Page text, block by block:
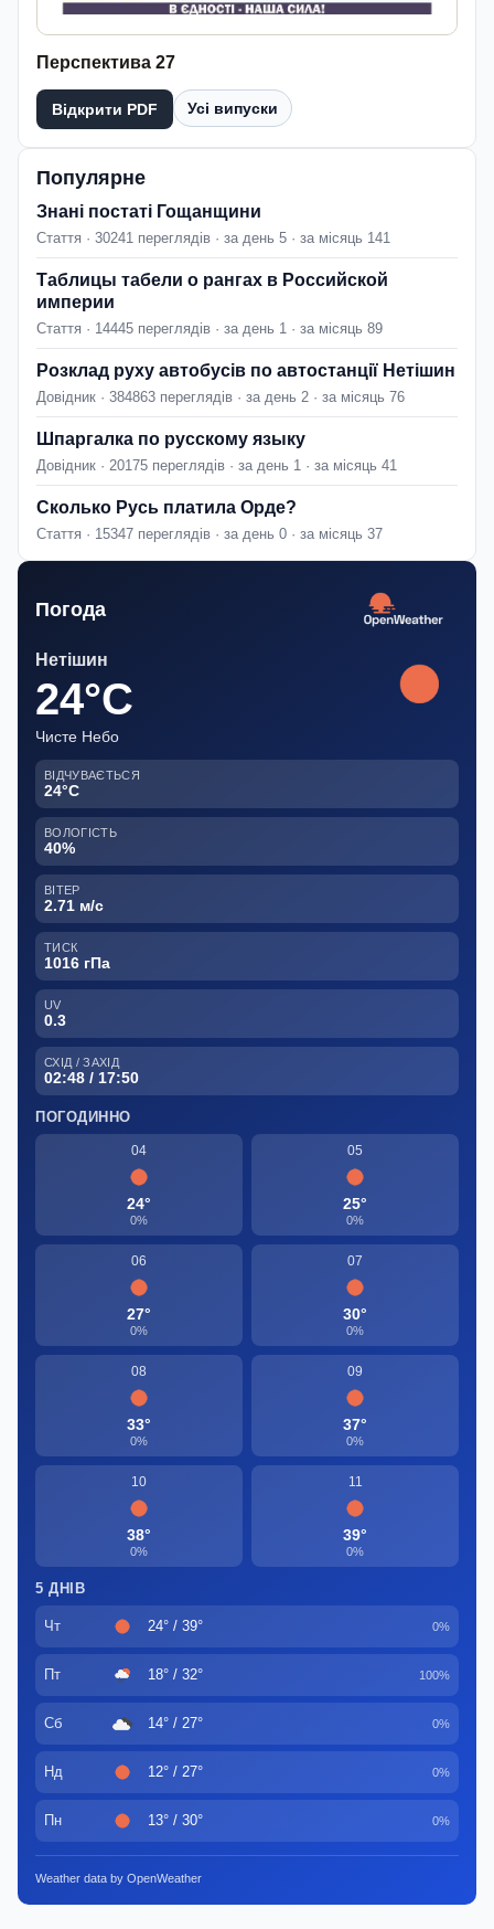
Перспектива 27
Відкрити PDF Усі випуски
Популярне
Знані постаті Гощанщини
Стаття · 30241 переглядів · за день 5 · за місяць 141
Таблицы табели о рангах в Российской
империи
Стаття · 14445 переглядів · за день 1 · за місяць 89
Розклад руху автобусів по автостанції Нетішин
Довідник · 384863 переглядів · за день 2 · за місяць 76
Шпаргалка по русскому языку
Довідник · 20175 переглядів · за день 1 · за місяць 41
Сколько Русь платила Орде?
Стаття · 15347 переглядів · за день 0 · за місяць 37
Погода
Нетішин
24°C
Чисте Небо
ВІДЧУВАЄТЬСЯ
24°C
ВОЛОГІСТЬ
40%
ВІТЕР
2.71 м/с
ТИСК
1016 гПа
UV
0.3
СХІД / ЗАХІД
02:48 / 17:50
ПОГОДИННО
04
24°
0%
05
25°
0%
06
27°
0%
07
30°
0%
08
33°
0%
09
37°
0%
10
38°
0%
11
39°
0%
5 ДНІВ
Чт 24° / 39° 0%
Пт 18° / 32° 100%
Сб 14° / 27° 0%
Нд 12° / 27° 0%
Пн 13° / 30° 0%
Weather data by OpenWeather